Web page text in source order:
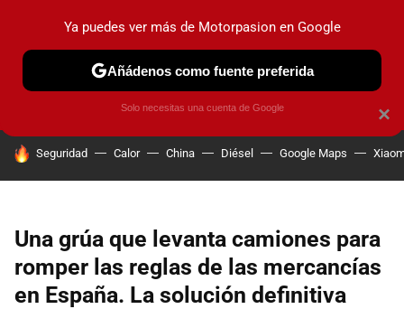
PRUEBAS COCHES ELÉCTRICOS OBSERVATORIO
HOY SE HABLA DE
Seguridad Calor China Diésel Google Maps
Una grúa que levanta camiones para
romper las reglas de las mercancías
en España. La solución definitiva
×
Ya puedes ver más de Motorpasion en Google
Añádenos como fuente preferida
Solo necesitas una cuenta de Google